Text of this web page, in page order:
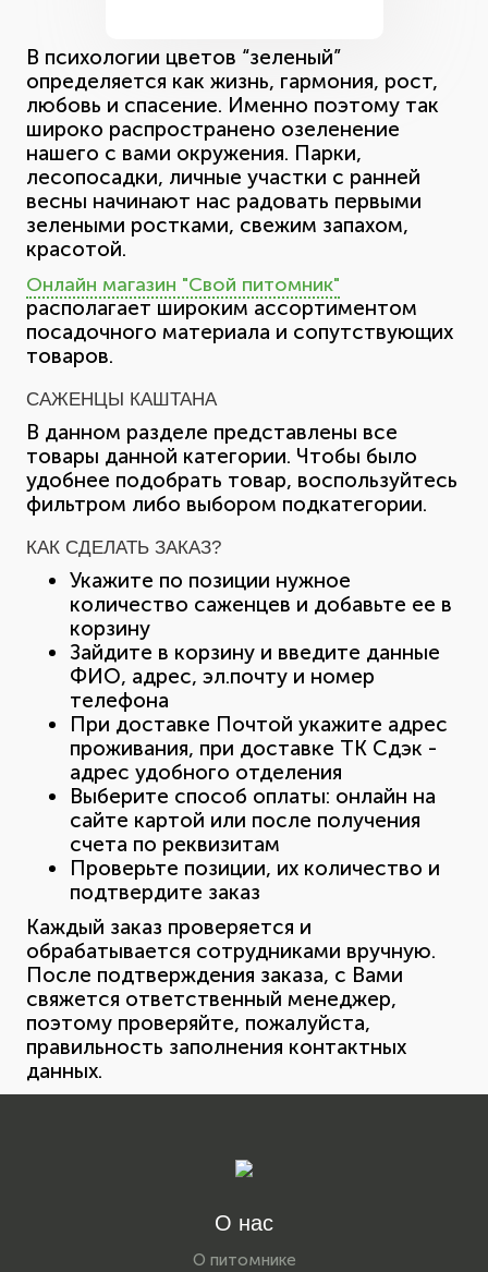
В психологии цветов “зеленый”
определяется как жизнь, гармония, рост,
любовь и спасение. Именно поэтому так
широко распространено озеленение
нашего с вами окружения. Парки,
лесопосадки, личные участки с ранней
весны начинают нас радовать первыми
зелеными ростками, свежим запахом,
красотой.
Онлайн магазин "Свой питомник"
располагает широким ассортиментом
посадочного материала и сопутствующих
товаров.
САЖЕНЦЫ КАШТАНА
В данном разделе представлены все
товары данной категории. Чтобы было
удобнее подобрать товар, воспользуйтесь
фильтром либо выбором подкатегории.
КАК СДЕЛАТЬ ЗАКАЗ?
Укажите по позиции нужное
количество саженцев и добавьте ее в
корзину
Зайдите в корзину и введите данные
ФИО, адрес, эл.почту и номер
телефона
При доставке Почтой укажите адрес
проживания, при доставке ТК Сдэк -
адрес удобного отделения
Выберите способ оплаты: онлайн на
сайте картой или после получения
счета по реквизитам
Проверьте позиции, их количество и
подтвердите заказ
Каждый заказ проверяется и
обрабатывается сотрудниками вручную.
После подтверждения заказа, с Вами
свяжется ответственный менеджер,
поэтому проверяйте, пожалуйста,
правильность заполнения контактных
данных.
О нас
О питомнике